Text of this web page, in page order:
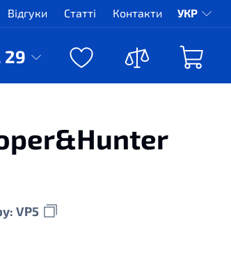
Відгуки Статті Контакти УКР
29
VP5